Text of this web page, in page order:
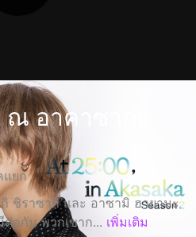
ณ อาคาซากะ
แยก
ชิราซากิ และ อาซามิ ฮายามะ
อกัน พวกเขาก... เพิ่มเติม